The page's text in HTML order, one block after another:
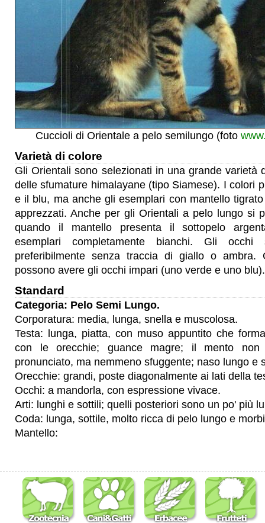
Cuccioli di Orientale a pelo semilungo (foto
Varietà di colore
Gli Orientali sono selezionati in una grande varietà
delle sfumature himalayane (tipo Siamese). I colori
e il blu, ma anche gli esemplari con mantello
apprezzati. Anche per gli Orientali a pelo lungo si
quando il mantello presenta il sottopelo
esemplari completamente bianchi. Gli occhi
preferibilmente senza traccia di giallo o ambra.
possono avere gli occhi impari (uno verde e uno blu).
Standard
Categoria: Pelo Semi Lungo.
Corporatura: media, lunga, snella e muscolosa.
Testa: lunga, piatta, con muso appuntito che
con le orecchie; guance magre; il mento non
pronunciato, ma nemmeno sfuggente; naso lungo e
Orecchie: grandi, poste diagonalmente ai lati della
Occhi: a mandorla, con espressione vivace.
Arti: lunghi e sottili; quelli posteriori sono un po' più
Coda: lunga, sottile, molto ricca di pelo lungo e
Mantello: